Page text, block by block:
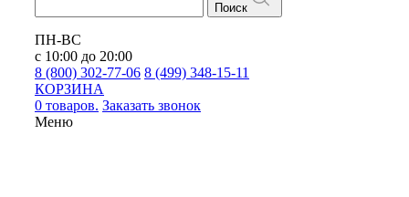
Поиск
ПН-ВС
с 10:00 до 20:00
8 (800) 302-77-06 8 (499) 348-15-11
КОРЗИНА
0 товаров. Заказать звонок
Меню